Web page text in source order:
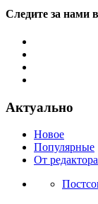
Следите за нами
Актуально
Новое
Популярные
От редактора